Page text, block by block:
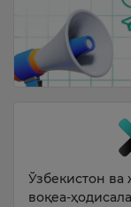
Ўзбекистон ва
воқеа-